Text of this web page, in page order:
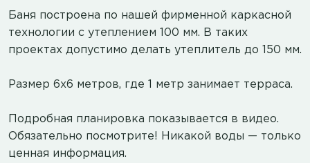
Баня построена по нашей фирменной каркасной
технологии с утеплением 100 мм. В таких
проектах допустимо делать утеплитель до 150 мм.
Размер 6х6 метров, где 1 метр занимает терраса.
Подробная планировка показывается в видео.
Обязательно посмотрите! Никакой воды — только
ценная информация.